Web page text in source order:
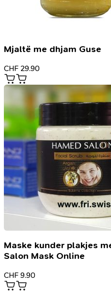
Mjaltë me dhjam Guse
CHF 29.90
Maske kunder plakjes
Salon Mask Online
CHF 9.90